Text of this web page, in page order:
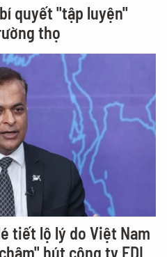
quyết "tập luyện"
thọ
tiết lộ lý do Việt Nam
hút công ty FDI